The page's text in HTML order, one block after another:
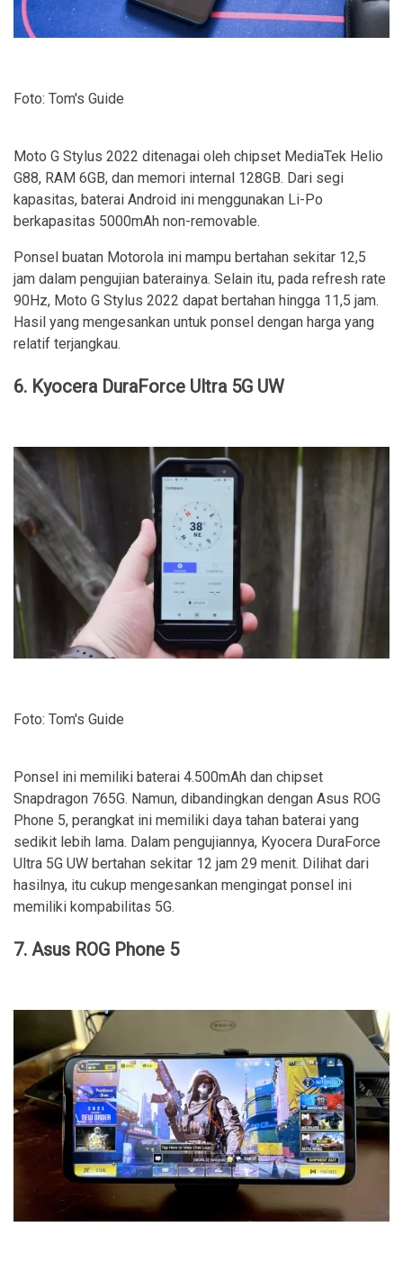
Foto: Tom's Guide
Moto G Stylus 2022 ditenagai oleh chipset MediaTek Helio
G88, RAM 6GB, dan memori internal 128GB. Dari segi
kapasitas, baterai Android ini menggunakan Li-Po
berkapasitas 5000mAh non-removable.
Ponsel buatan Motorola ini mampu bertahan sekitar 12,5
jam dalam pengujian baterainya. Selain itu, pada refresh rate
90Hz, Moto G Stylus 2022 dapat bertahan hingga 11,5 jam.
Hasil yang mengesankan untuk ponsel dengan harga yang
relatif terjangkau.
6. Kyocera DuraForce Ultra 5G UW
Foto: Tom's Guide
Ponsel ini memiliki baterai 4.500mAh dan chipset
Snapdragon 765G. Namun, dibandingkan dengan Asus ROG
Phone 5, perangkat ini memiliki daya tahan baterai yang
sedikit lebih lama. Dalam pengujiannya, Kyocera DuraForce
Ultra 5G UW bertahan sekitar 12 jam 29 menit. Dilihat dari
hasilnya, itu cukup mengesankan mengingat ponsel ini
memiliki kompabilitas 5G.
7. Asus ROG Phone 5